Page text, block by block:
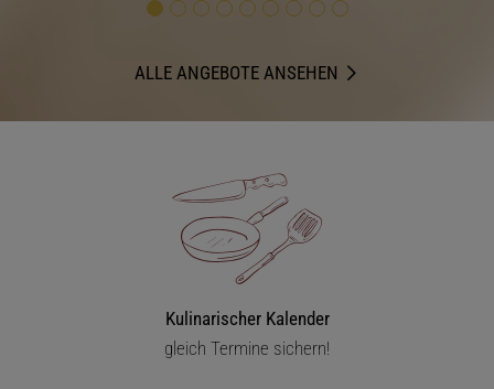
ALLE ANGEBOTE ANSEHEN
Kulinarischer Kalender
gleich Termine sichern!